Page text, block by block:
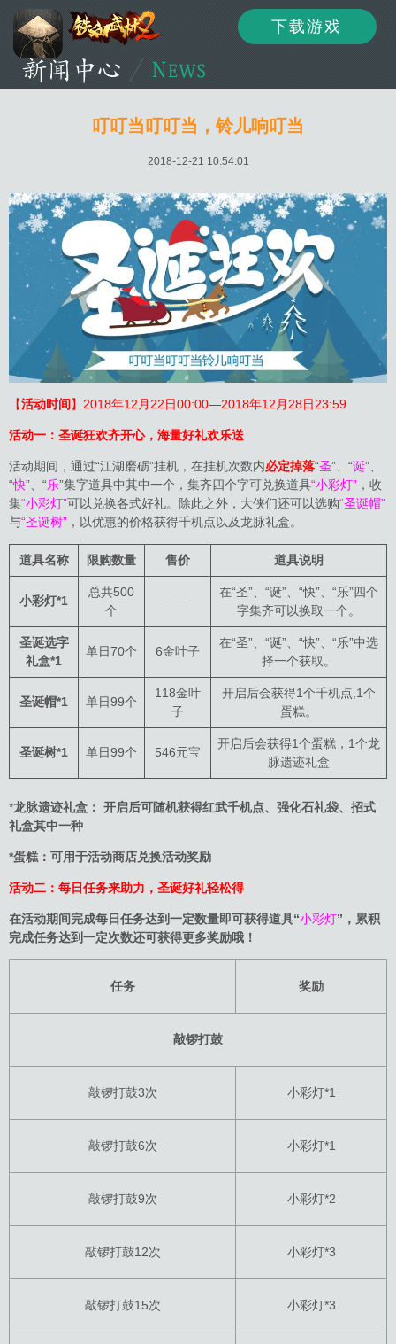
下载游戏
叮叮当叮叮当，铃儿响叮当
2018-12-21 10:54:01
【活动时间 】2018年12月22日00:00—2018年12月28日23:59
活动一：圣诞狂欢齐开心，海量好礼欢乐送
活动期间，通过“江湖磨砺”挂机，在挂机次数内必定掉落“圣”、“诞”、
“快”、“乐”集字道具中其中一个，集齐四个字可兑换道具“小彩灯” ，收
集“小彩灯”可以兑换各式好礼。除此之外，大侠们还可以选购“圣诞帽”
与“圣诞树” ，以优惠的价格获得千机点以及龙脉礼盒。
道具名称 限购数量 售价 道具说明
小彩灯*1
总共500
个
——
在“圣”、“诞”、“快”、“乐”四个
字集齐可以换取一个。
圣诞选字
礼盒*1
单日70个 6金叶子
在“圣”、“诞”、“快”、“乐”中选
择一个获取。
圣诞帽*1 单日99个
118金叶
子
开启后会获得1个千机点,1个
蛋糕。
圣诞树*1 单日99个 546元宝
开启后会获得1个蛋糕，1个龙
脉遗迹礼盒
*龙脉遗迹礼盒： 开启后可随机获得红武千机点、强化石礼袋、招式
礼盒其中一种
*蛋糕：可用于活动商店兑换活动奖励
活动二：每日任务来助力，圣诞好礼轻松得
在活动期间完成每日任务达到一定数量即可获得道具“小彩灯”，累积
完成任务达到一定次数还可获得更多奖励哦！
任务 奖励
敲锣打鼓
敲锣打鼓3次 小彩灯*1
敲锣打鼓6次 小彩灯*1
敲锣打鼓9次 小彩灯*2
敲锣打鼓12次 小彩灯*3
敲锣打鼓15次 小彩灯*3
资讯
论坛 下载 客服